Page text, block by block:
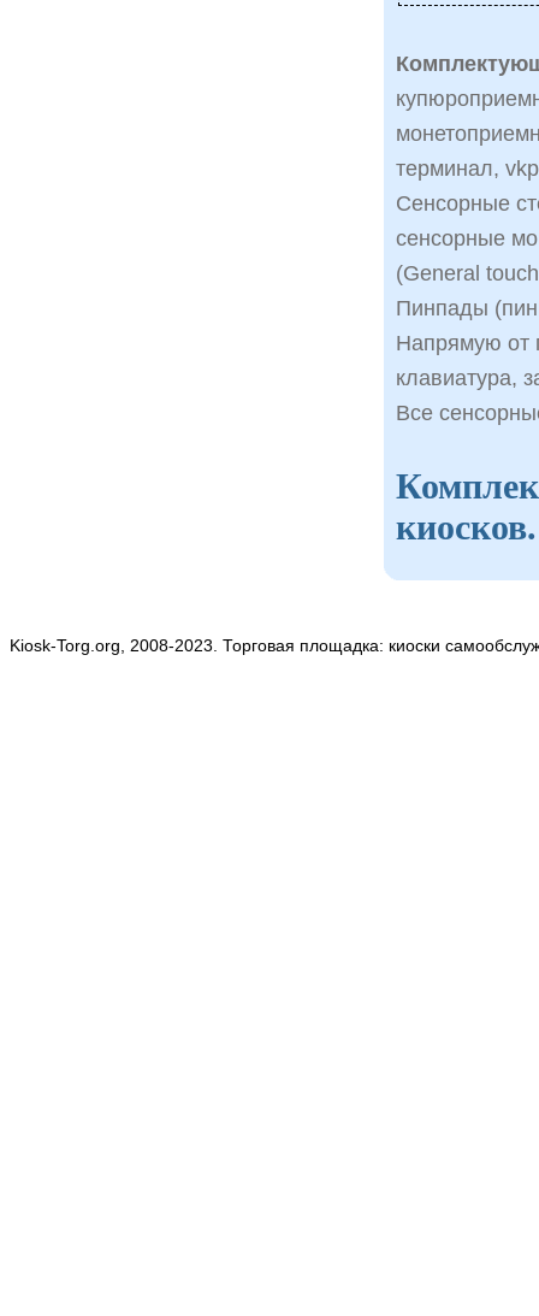
терминал,
Сенсорные
сенсорные
(General
Пинпады (пин
Напрямую от
клавиатура,
Все
киосков.
Kiosk-Torg.org, 2008-2023. Торговая площадка: киоски